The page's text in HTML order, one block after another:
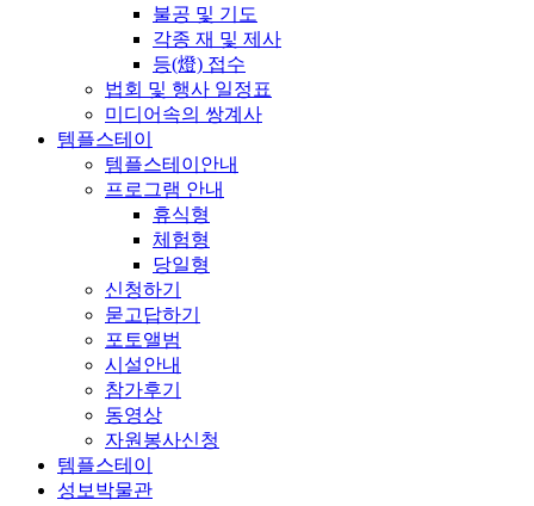
불공 및 기도
각종 재 및 제사
등(燈) 접수
법회 및 행사 일정표
미디어속의 쌍계사
템플스테이
템플스테이안내
프로그램 안내
휴식형
체험형
당일형
신청하기
묻고답하기
포토앨범
시설안내
참가후기
동영상
자원봉사신청
템플스테이
성보박물관